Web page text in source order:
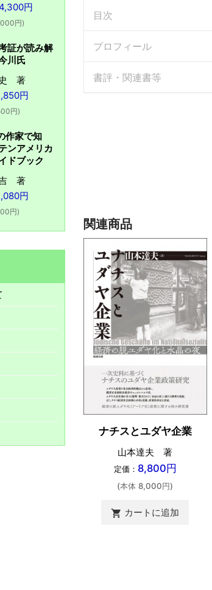
目次
プロフィール
書評・関連書等
関連商品
ナチスとユダヤ企業
山本達夫 著
定価： 8,800円
(本体 8,000円)
shopping_cart カートに追加
円
円)
証が読み解
川氏
著
円
円)
作家で知
ンアメリカ
ドブック
著
円
円)